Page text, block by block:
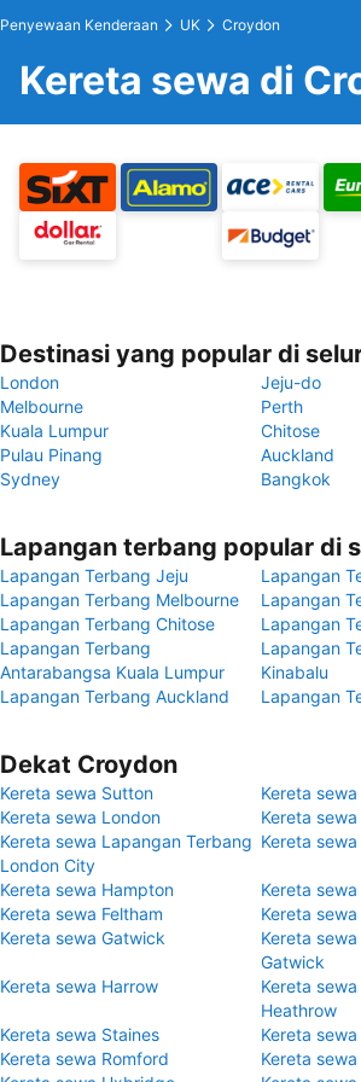
Penyewaan Kenderaan UK Croydon
Kereta sewa di
Destinasi yang popular di
London
Jeju-do
Melbourne
Perth
Kuala Lumpur
Chitose
Pulau Pinang
Auckland
Sydney
Bangkok
Lapangan terbang popular di
Lapangan Terbang Jeju
Lapangan
Lapangan Terbang Melbourne
Lapangan
Lapangan Terbang Chitose
Lapangan
Lapangan Terbang
Antarabangsa Kuala Lumpur
Lapangan
Kinabalu
Lapangan Terbang Auckland
Lapangan
Dekat Croydon
Kereta sewa Sutton
Kereta
Kereta sewa London
Kereta sewa
Kereta sewa Lapangan Terbang
London City
Kereta
Kereta sewa Hampton
Kereta
Kereta sewa Feltham
Kereta
Kereta sewa Gatwick
Kereta
Gatwick
Kereta sewa Harrow
Kereta
Heathrow
Kereta sewa Staines
Kereta
Kereta sewa Romford
Kereta